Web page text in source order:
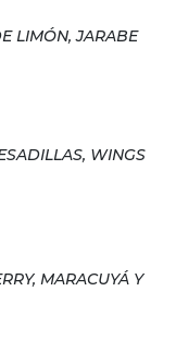
LIMÓN, JARABE
WINGS
MARACUYÁ Y